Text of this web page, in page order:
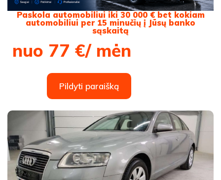
Paskola automobiliui iki 30 000 € bet kokiam
automobiliui per 15 minučių į Jūsų banko
sąskaitą
nuo 77 €/ mėn
Pildyti paraišką